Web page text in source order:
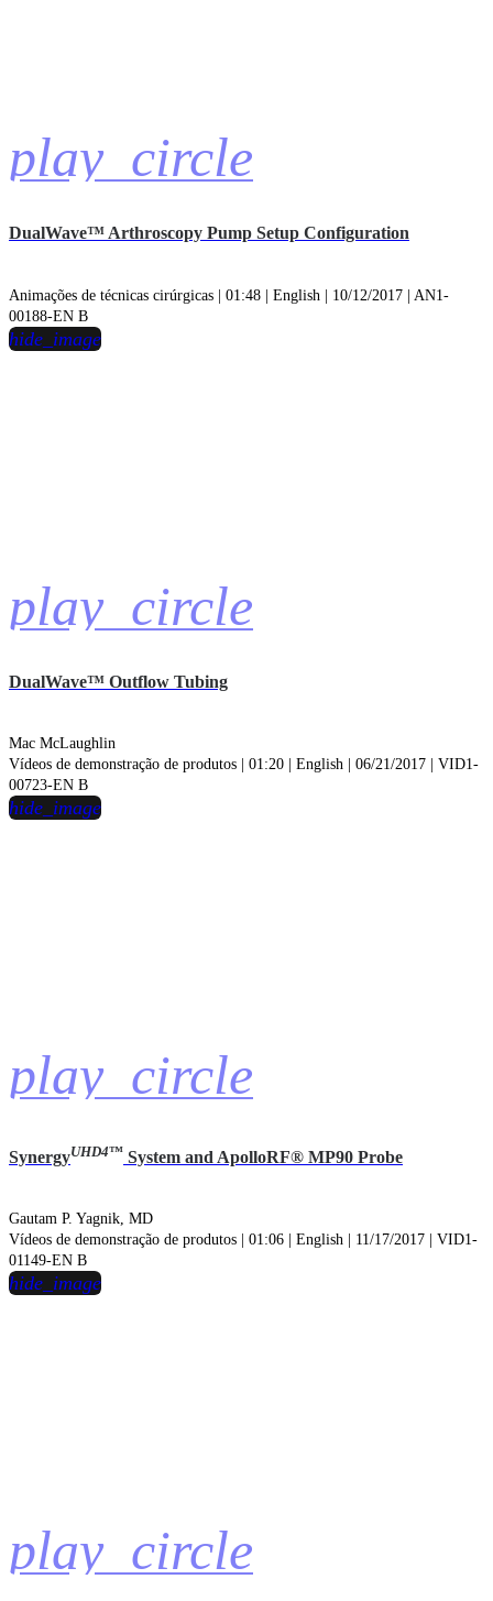
play_circle
DualWave™ Arthroscopy Pump Setup Configuration
Animações de técnicas cirúrgicas | 01:48 | English | 10/12/2017 | AN1-
00188-EN B
play_circle
hide_image
DualWave™ Outflow Tubing
Mac McLaughlin
Vídeos de demonstração de produtos | 01:20 | English | 06/21/2017 | VID1-
00723-EN B
play_circle
hide_image
SynergyUHD4™ System and ApolloRF® MP90 Probe
Gautam P. Yagnik, MD
Vídeos de demonstração de produtos | 01:06 | English | 11/17/2017 | VID1-
01149-EN B
play_circle
hide_image